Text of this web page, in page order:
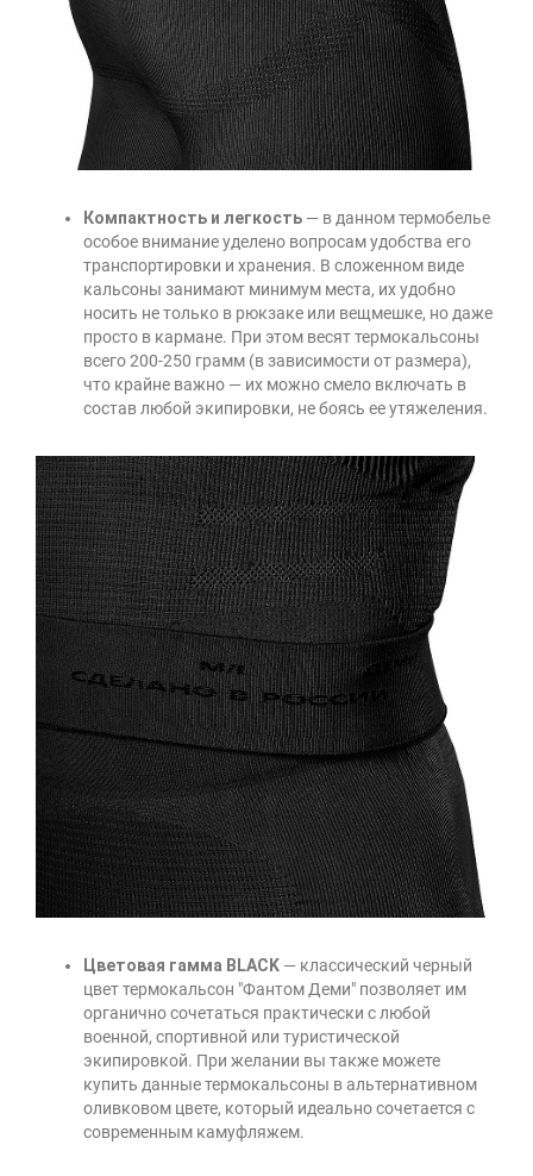
Компактность и легкость — в данном термобелье
особое внимание уделено вопросам удобства его
транспортировки и хранения. В сложенном виде
кальсоны занимают минимум места, их удобно
носить не только в рюкзаке или вещмешке, но даже
просто в кармане. При этом весят термокальсоны
всего 200-250 грамм (в зависимости от размера),
что крайне важно — их можно смело включать в
состав любой экипировки, не боясь ее утяжеления.
Цветовая гамма BLACK — классический черный
цвет термокальсон "Фантом Деми" позволяет им
органично сочетаться практически с любой
военной, спортивной или туристической
экипировкой. При желании вы также можете
купить данные термокальсоны в альтернативном
оливковом цвете, который идеально сочетается с
современным камуфляжем.